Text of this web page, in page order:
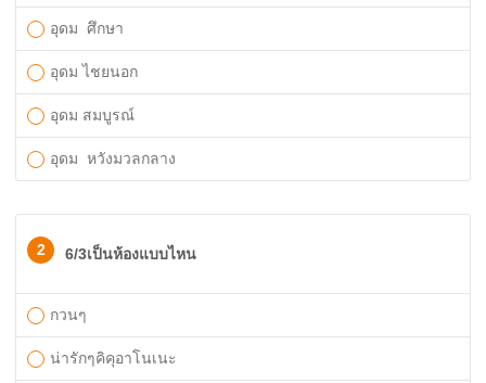
อุดม ศึกษา
อุดม ไชยนอก
อุดม สมบูรณ์
อุดม หวังมวลกลาง
2 6/3เป็นห้องแบบไหน
กวนๆ
น่ารักๆคิคุอาโนเนะ